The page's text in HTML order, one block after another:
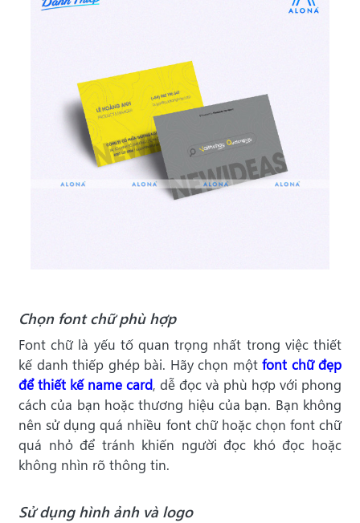
Chọn font chữ phù hợp
Font chữ là yếu tố quan trọng nhất trong việc thiết
kế danh thiếp ghép bài. Hãy chọn một font chữ đẹp
để thiết kế name card, dễ đọc và phù hợp với phong
cách của bạn hoặc thương hiệu của bạn. Bạn không
nên sử dụng quá nhiều font chữ hoặc chọn font chữ
quá nhỏ để tránh khiến người đọc khó đọc hoặc
không nhìn rõ thông tin.
Sử dụng hình ảnh và logo